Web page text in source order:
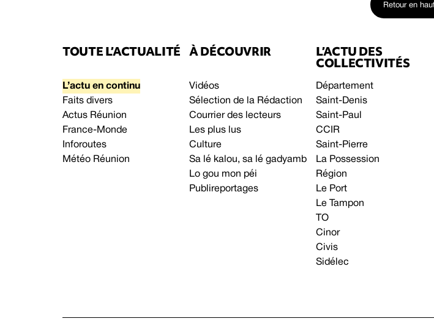
Retour en
TOUTE L’ACTUALITÉ
L’actu en continu
Faits divers
Actus Réunion
France-Monde
Inforoutes
Météo Réunion
À DÉCOUVRIR
Vidéos
Sélection de la Rédaction
Courrier des lecteurs
Les plus lus
Culture
Sa lé kalou, sa lé gadyamb
Lo gou mon péi
Publireportages
L’ACTU DES
COLLECTIVITÉS
Département
Saint-Denis
Saint-Paul
CCIR
Saint-Pierre
La Possession
Région
Le Port
Le Tampon
TO
Cinor
Civis
Sidélec